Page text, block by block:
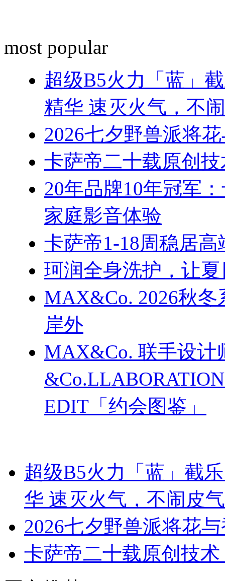
most popular
超级B5火力「蓝」
精华 速灭火气，不
2026七夕野兽派将
卡萨帝二十载原创
20年品牌10年冠军
家庭影音体验
卡萨帝1-18周稳居
珂润全身洗护，让
MAX&Co. 2026秋
岸外
MAX&Co. 联手设计
EDIT「约会图鉴」
超级B5火力「蓝」截
华 速灭火气，不闹皮气
2026七夕野兽派将花
卡萨帝二十载原创技